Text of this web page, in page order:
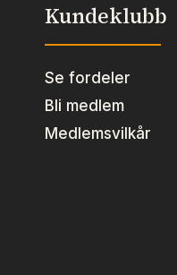
Kundeklubb
Se fordeler
Bli medlem
Medlemsvilkår